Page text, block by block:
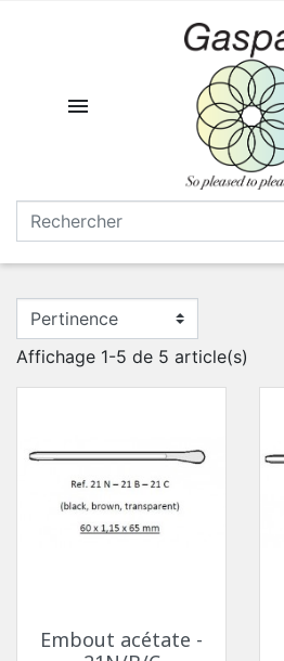

Affichage 1-5 de 5 article(s)
Embout acétate -